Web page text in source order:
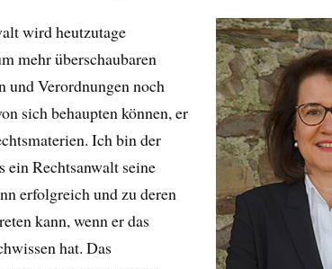
wird heutzutage
mehr überschaubaren
und Verordnungen noch
sich behaupten können, er
Ich bin der
ein Rechtsanwalt seine
erfolgreich und zu deren
kann, wenn er das
hat. Das